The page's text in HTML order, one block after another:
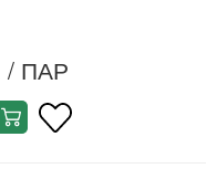
/ ПАР